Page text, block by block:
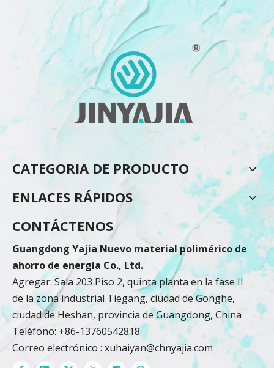
CATEGORIA DE PRODUCTO
ENLACES RÁPIDOS
CONTÁCTENOS
Guangdong Yajia Nuevo material polimérico de
ahorro de energía Co., Ltd.
Agregar: Sala 203 Piso 2, quinta planta en la fase II
de la zona industrial Tiegang, ciudad de Gonghe,
ciudad de Heshan, provincia de Guangdong, China
Teléfono: +86-13760542818
Correo electrónico : xuhaiyan@chnyajia.com